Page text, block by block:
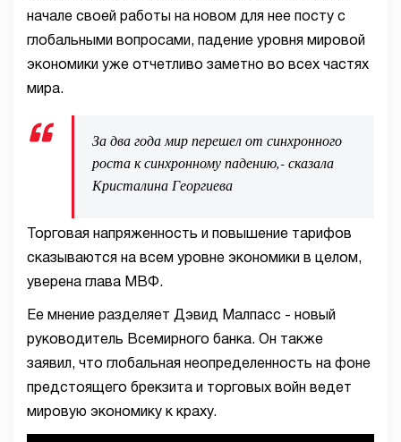
начале своей работы на новом для нее посту с
глобальными вопросами, падение уровня мировой
экономики уже отчетливо заметно во всех частях
мира.
За два года мир перешел от синхронного
роста к синхронному падению,- сказала
Кристалина Георгиева
Торговая напряженность и повышение тарифов
сказываются на всем уровне экономики в целом,
уверена глава МВФ.
Ее мнение разделяет Дэвид Малпасс - новый
руководитель Всемирного банка. Он также
заявил, что глобальная неопределенность на фоне
предстоящего брекзита и торговых войн ведет
мировую экономику к краху.